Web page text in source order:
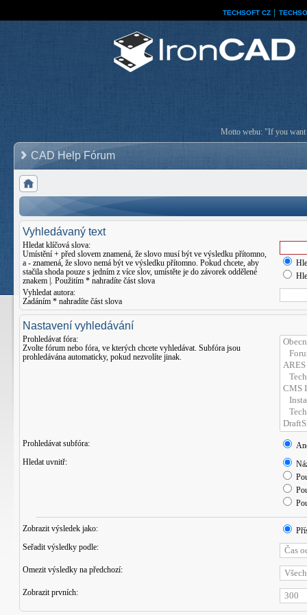
TECHSOFT CZ
Motto webu: "If you want
CAD Help Fórum
Vyhledávaný text
Hledat klíčová slova:
Umístění + před slovem znamená, že slovo musí být ve výsledku přítomno,
a - znamená, že slovo nemá být ve výsledku přítomno. Pokud chcete, aby
stačila shoda pouze s jedním z více slov, umístěte je do závorek oddělené
znakem . Použitím * nahradíte část slova
Vyhledat autora:
Zadáním * nahradíte část slova
Nastavení vyhledávání
Prohledávat fóra:
Zvolte fórum nebo fóra, ve kterých chcete vyhledávat. Subfóra jsou
prohledávána automaticky, pokud nezvolíte jinak.
Prohledávat subfóra:
Hledat uvnitř:
Zobrazit výsledek jako:
Seřadit výsledky podle:
Omezit výsledky na předchozí:
Zobrazit prvních: